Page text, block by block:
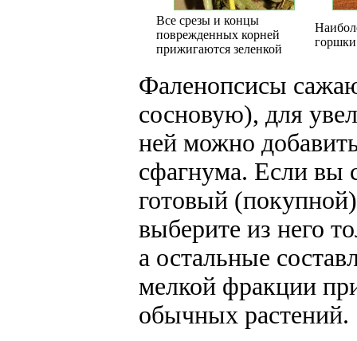
Все срезы и концы
поврежденных корней
прижигаются зеленкой
горшки
Фаленопсисы
сосновую), для
ней можно
сфагнума. Если вы
готовый
выберите из него
а остальные
мелкой фракции
обычных растений.